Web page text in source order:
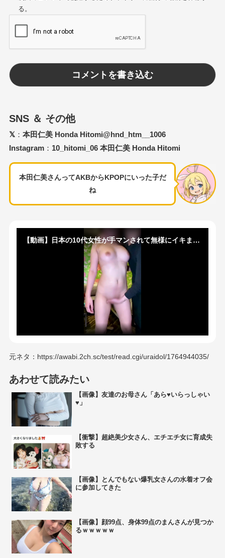
SNS ＆ その他
𝕏 ：本田仁美 Honda Hitomi@hnd_htm__1006
Instagram ： 10_hitomi_06 本田仁美 Honda Hitomi
本田仁美さんってAKBからKPOPにいった子だ
ね
【動画】日本の10代女性が手マンされて無様にイキまくる動画、エロすぎると話題に
元ネタ：https://awabi.2ch.sc/test/read.cgi/uraidol/1764944035/
あわせて読みたい
【画像】友達のお母さん「あら♥いらっしゃい
♥」
【衝撃】超絶美少女さん、エチエチ女に育成失
敗する
【画像】とんでもない爆乳女さんの水着オフ会
に参加してきた
【画像】顔99点、身体99点のまんさんが見つか
るｗｗｗｗｗ